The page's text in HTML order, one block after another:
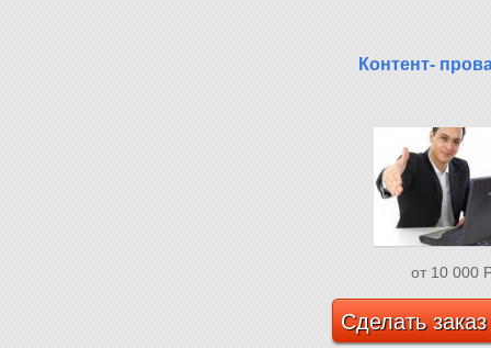
Контент-
от 10 000
Сделать